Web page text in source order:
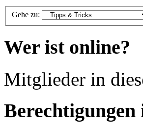
Gehe zu:
Wer ist online?
Mitglieder in